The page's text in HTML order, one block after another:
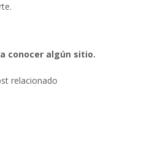
conocer algún sitio.
relacionado